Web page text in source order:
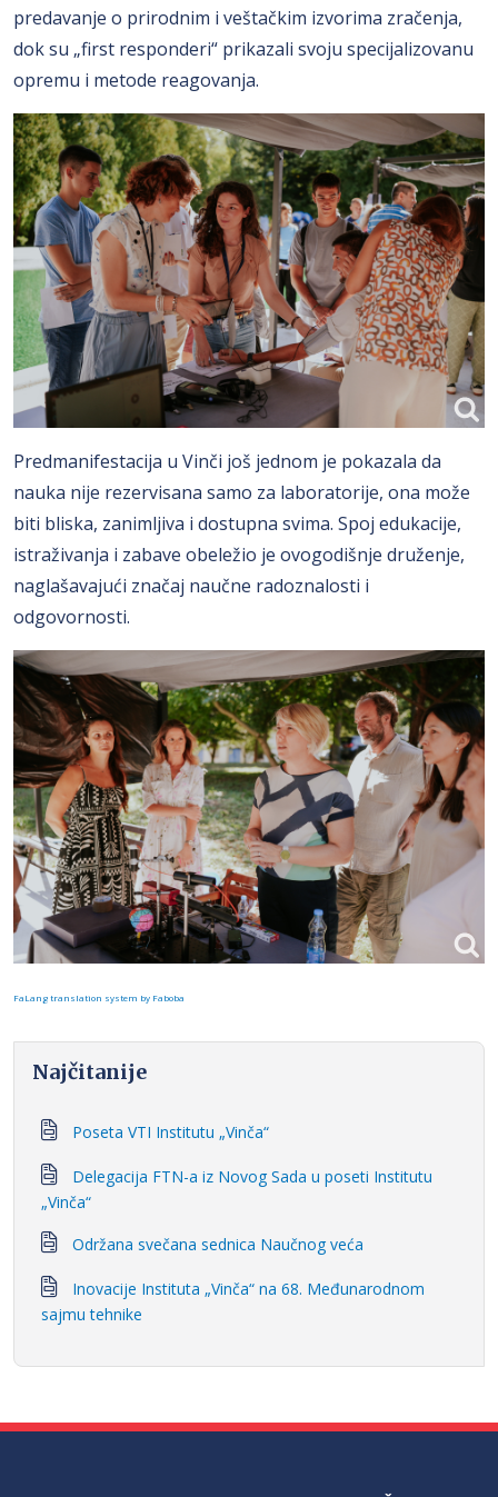
predavanje o prirodnim i veštačkim izvorima zračenja,
dok su „first responderi“ prikazali svoju specijalizovanu
opremu i metode reagovanja.
Predmanifestacija u Vinči još jednom je pokazala da
nauka nije rezervisana samo za laboratorije, ona može
biti bliska, zanimljiva i dostupna svima. Spoj edukacije,
istraživanja i zabave obeležio je ovogodišnje druženje,
naglašavajući značaj naučne radoznalosti i
odgovornosti.
FaLang translation system by Faboba
Najčitanije
Poseta VTI Institutu „Vinča“
Delegacija FTN-a iz Novog Sada u poseti Institutu
„Vinča“
Održana svečana sednica Naučnog veća
Inovacije Instituta „Vinča“ na 68. Međunarodnom
sajmu tehnike